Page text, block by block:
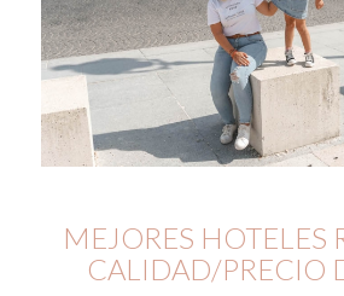
MEJORES HOTELES
CALIDAD/PRECIO